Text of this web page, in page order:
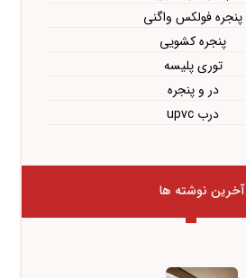
پنجره فولکس واگنی
پنجره کشویی
توری پلیسه
در و پنجره
درب upvc
آخرین نوشته ها